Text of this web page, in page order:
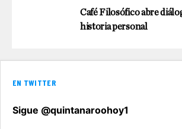
Café Filosófico abre
historia personal
EN TWITTER
Sigue @quintanaroohoy1